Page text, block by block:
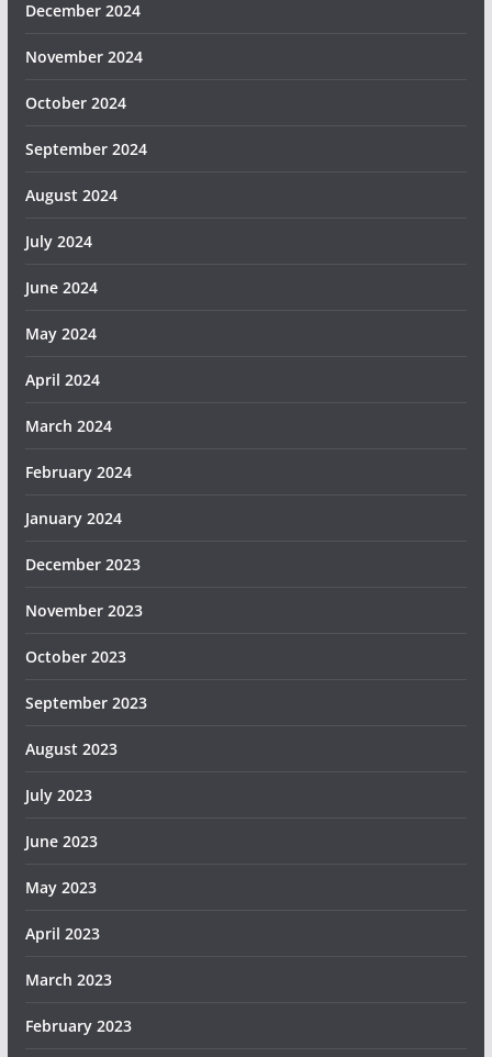
December 2024
November 2024
October 2024
September 2024
August 2024
July 2024
June 2024
May 2024
April 2024
March 2024
February 2024
January 2024
December 2023
November 2023
October 2023
September 2023
August 2023
July 2023
June 2023
May 2023
April 2023
March 2023
February 2023